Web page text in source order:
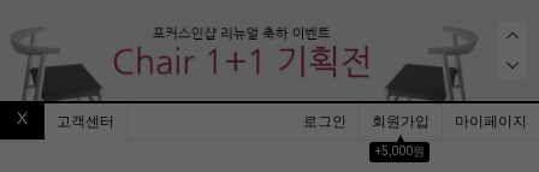
고객센터 로그인
회원가입
▲
+5,000원
마이페이지